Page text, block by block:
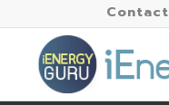
Contact